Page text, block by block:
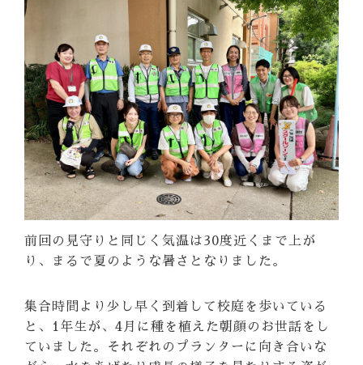
前回の見守りと同じく気温は30度近くまで上が
り、まるで夏のような暑さとなりました。
集合時間より少し早く到着して校庭を歩いている
と、1年生が、4月に種を植えた朝顔のお世話をし
ていました。それぞれのプランターに向き合いな